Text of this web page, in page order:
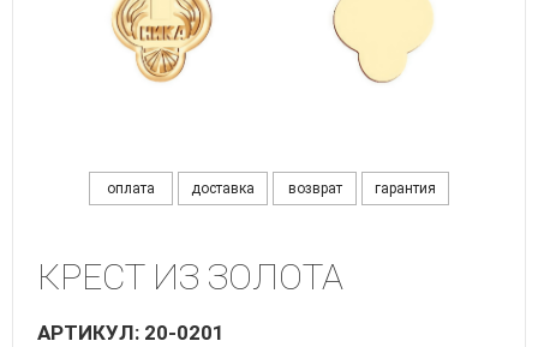
оплата доставка возврат гарантия
КРЕСТ ИЗ ЗОЛОТА
АРТИКУЛ: 20-0201